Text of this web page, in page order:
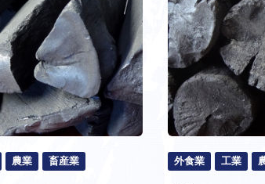
農業 畜産業 外食業 工業